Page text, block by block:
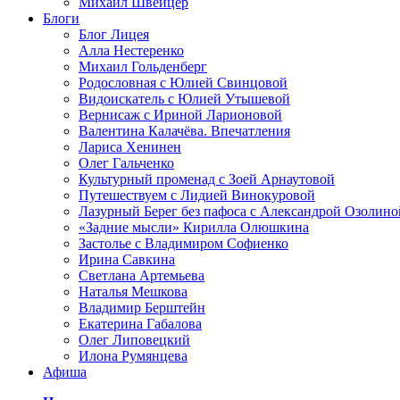
Блоги
Блог Лицея
Алла Нестеренко
Михаил Гольденберг
Родословная с Юлией Свинцовой
Видоискатель с Юлией Утышевой
Вернисаж с Ириной Ларионовой
Валентина Калачёва. Впечатления
Лариса Хенинен
Олег Гальченко
Культурный променад с Зоей Арнаутовой
Путешествуем с Лидией Винокуровой
Лазурный Берег без пафоса с Александрой
«Задние мысли» Кирилла Олюшкина
Застолье с Владимиром Софиенко
Ирина Савкина
Светлана Артемьева
Наталья Мешкова
Владимир Берштейн
Екатерина Габалова
Олег Липовецкий
Илона Румянцева
Афиша